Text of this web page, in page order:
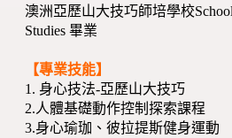
澳洲亞歷山大技巧師培學校
Studies 畢業
【專業技能】
1. 身心技法-亞歷山大技巧
2.人體基礎動作控制探索課程
3.身心瑜珈、彼拉提斯健身運動